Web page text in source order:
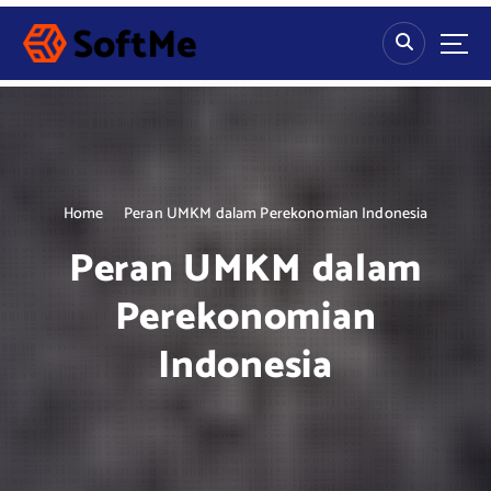
S
p
Home Peran UMKM dalam Perekonomian Indonesia
Peran UMKM dalam
Perekonomian
Indonesia